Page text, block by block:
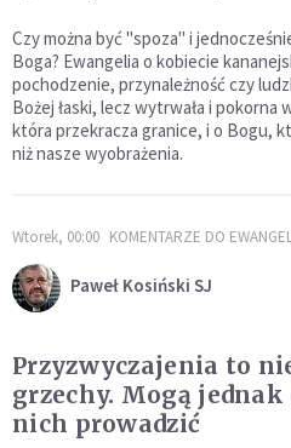
Czy można być "spoza" i
Boga? Ewangelia o kobiecie
pochodzenie, przynależność czy
Bożej łaski, lecz wytrwała i pokorna
która przekracza granice, i o Bogu,
niż nasze wyobrażenia.
Wtorek, 00:00 KOMENTARZE DO
Paweł Kosiński SJ
Przyzwyczajenia to
grzechy. Mogą jednak
nich prowadzić